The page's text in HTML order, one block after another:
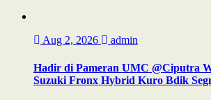
Aug 2, 2026 admin
Hadir di Pameran UMC @Ciputra
Suzuki Fronx Hybrid Kuro Bdik